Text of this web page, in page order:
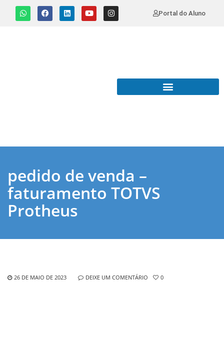
Portal do Aluno
pedido de venda –
faturamento TOTVS
Protheus
26 DE MAIO DE 2023 DEIXE UM COMENTÁRIO 0